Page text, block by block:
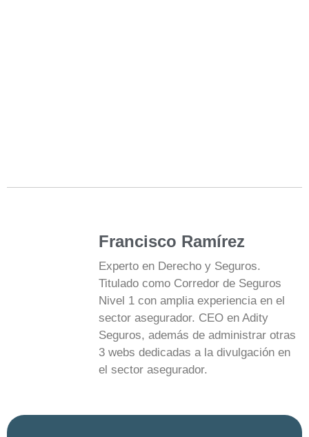
Francisco Ramírez
Experto en Derecho y Seguros.
Titulado como Corredor de Seguros
Nivel 1 con amplia experiencia en el
sector asegurador. CEO en Adity
Seguros, además de administrar otras
3 webs dedicadas a la divulgación en
el sector asegurador.